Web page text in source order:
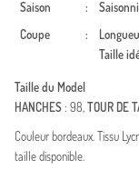
Saison
:
Coupe
:
Taille
Taille du Model
HANCHES: 98,TOUR DE
Couleur bordeaux. Tissu
taille disponible.